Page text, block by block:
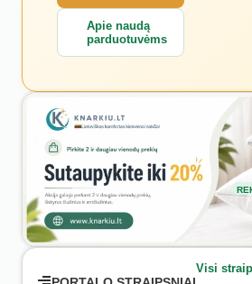
Apie naudą
parduotuvėms
Visi